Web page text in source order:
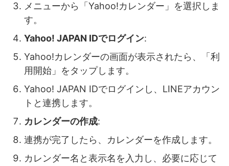
メニューから「Yahoo!カレンダー」を選択しま
す。
Yahoo! JAPAN IDでログイン:
Yahoo!カレンダーの画面が表示されたら、「利
用開始」をタップします。
Yahoo! JAPAN IDでログインし、LINEアカウン
トと連携します。
カレンダーの作成:
連携が完了したら、カレンダーを作成します。
カレンダー名と表示名を入力し、必要に応じて